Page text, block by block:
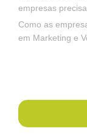
empresas
Como as
em Marketing e